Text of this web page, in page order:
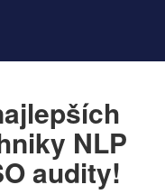
NLP
audity!